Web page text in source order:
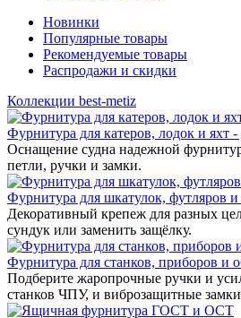
Новинки
Популярные товары
Рекомендуемые товары
Распродажи и скидки
Коллекции best-metiz
Фурнитура для катеров, лодок и яхт
Оснащение судна надежной
петли, ручки и замки.
Фурнитура для шкатулок, футляров и
Декоративный крепеж для разных
сундук или заменить защёлку.
Фурнитура для станков, приборов и
Подберите жаропрочные ручки и
станков ЧПУ, и виброзащитные